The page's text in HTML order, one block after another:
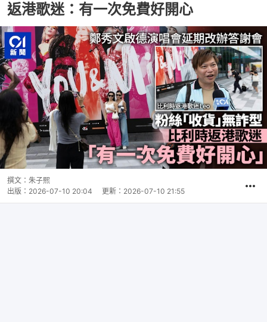
返港歌迷：有一次免費好開心
撰文： 朱子熙
出版： 2026-07-10 20:04 更新： 2026-07-10 21:55